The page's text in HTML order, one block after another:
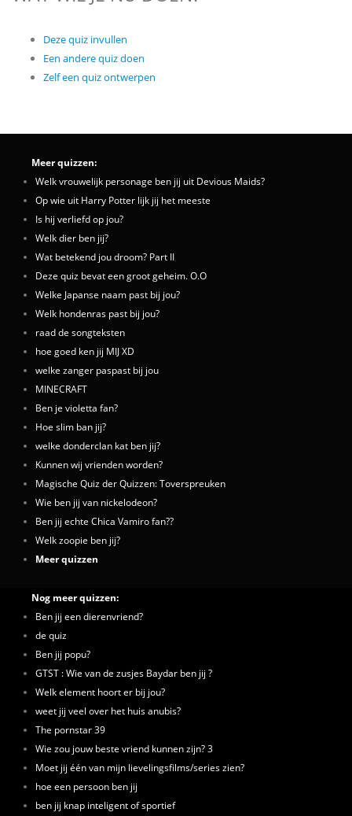
Deze quiz invullen
Een andere quiz doen
Zelf een quiz ontwerpen
Meer quizzen:
Welk vrouwelijk personage ben jij uit Devious Maids?
Op wie uit Harry Potter lijk jij het meeste
Is hij verliefd op jou?
Welk dier ben jij?
Wat betekend jou droom? Part II
Deze quiz bevat een groot geheim. O.O
Welke Japanse naam past bij jou?
Welk hondenras past bij jou?
raad de songteksten
hoe goed ken jij MIJ XD
welke zanger paspast bij jou
MINECRAFT
Ben je violetta fan?
Hoe slim ban jij?
welke donderclan kat ben jij?
Kunnen wij vrienden worden?
Magische Quiz der Quizzen: Toverspreuken
Wie ben jij van nickelodeon?
Ben jij echte Chica Vamiro fan??
Welk zoopie ben jij?
Meer quizzen
Nog meer quizzen:
Ben jij een dierenvriend?
de quiz
Ben jij popu?
GTST : Wie van de zusjes Baydar ben jij ?
Welk element hoort er bij jou?
weet jij veel over het huis anubis?
The pornstar 39
Wie zou jouw beste vriend kunnen zijn? 3
Moet jij één van mijn lievelingsfilms/series zien?
hoe een persoon ben jij
ben jij knap inteligent of sportief